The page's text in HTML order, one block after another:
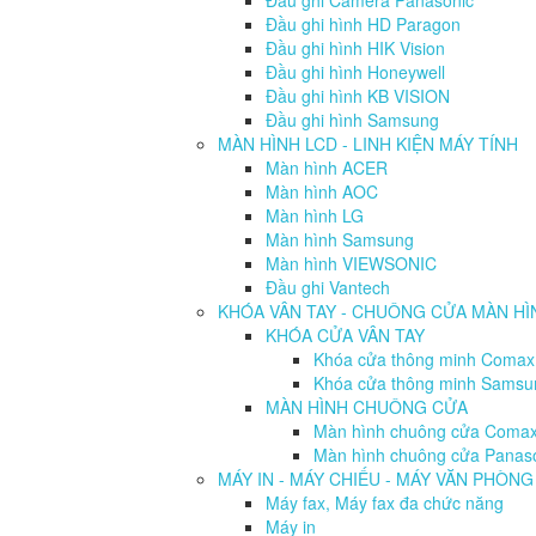
Đầu ghi hình HD Paragon
Đầu ghi hình HIK Vision
Đầu ghi hình Honeywell
Đầu ghi hình KB VISION
Đầu ghi hình Samsung
MÀN HÌNH LCD - LINH KIỆN MÁY TÍNH
Màn hình ACER
Màn hình AOC
Màn hình LG
Màn hình Samsung
Màn hình VIEWSONIC
Đầu ghi Vantech
KHÓA VÂN TAY - CHUÔNG CỬA MÀN
KHÓA CỬA VÂN TAY
Khóa cửa thông minh Comax
Khóa cửa thông minh
MÀN HÌNH CHUÔNG CỬA
Màn hình chuông cửa
Màn hình chuông cửa
MÁY IN - MÁY CHIẾU - MÁY VĂN PHÒNG
Máy fax, Máy fax đa chức năng
Máy in